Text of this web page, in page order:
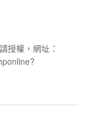
授權，網址：